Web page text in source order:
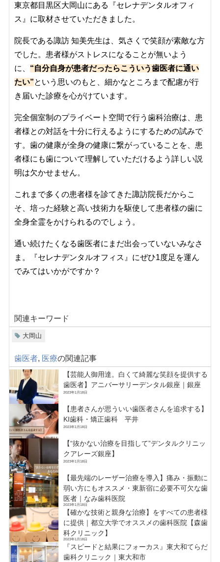
東京都目黒区大岡山にある『セレナデンタルオフィ
ス』に取材させていただきました。
院長である諏訪 知美先生は、気さくで笑顔が素敵な方
でした。患者様がストレスになることが無いよう
に、 “自分自身が患者だったらこういう歯医者に通い
たい”という思いのもと、細かなところまで配慮が行
き届いた診療を心がけています。
完全個室制のプライベート空間で行う歯科治療は、患
者様との対話を十分に行えるようにするための試みで
す。歯の健康が全身の健康に繋がっていることを、患
者様にも歯について理解していただけるよう詳しい説
明は欠かせません。
これまで多くの患者様を診てきた諏訪院長だからこ
そ、培った経験と高い技術力を駆使して患者様の歯に
全身全霊をかけられるのでしょう。
通い続けたくなる歯医者にまだ出会っていないみなさ
ま。『セレナデンタルオフィス』にぜひ1度足を運ん
でみてはいかがですか？
関連キーワード
大岡山
歯医者, 医療の関連記事
【芸能人御用達。白くて綺麗な笑顔を提供する
歯医者】アニバーサリーデンタル銀座｜銀座
2023年1月18日
【患者さんが思ういい歯医者さんを追求する】
KI歯科・矯正歯科 平井
2023年1月18日
【“抜かない治療を目指して”デンタルクリニッ
クアレーズ銀座】
2023年1月18日
【最先端のレーザー治療を導入】痛み・振動に
弱い方にもオススメ・東新宿に必要不可欠な歯
医者｜なみ歯科医院
2023年1月18日
【確かな技術と親身な治療】をすべての患者様
に提供｜都立大学でオススメの歯科医院【森歯
科クリニック】
2023年1月18日
『スピードと結果にフォーカス』東大和てらだ
歯科クリニック｜東大和市